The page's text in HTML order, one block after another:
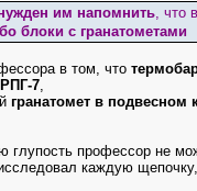
им напомнить, что
блоки с гранатометами
в том, что
7,
гранатомет в подвесном
глупость профессор не
каждую